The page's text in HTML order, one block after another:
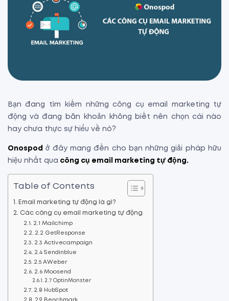
Bạn đang tìm kiếm những công cụ email marketing tự
động và đang băn khoản không biết nên chọn cái nào
hay chưa thực sự hiểu về nó?
Onospod
ở đây mang đến cho bạn những giải pháp hữu
hiệu nhất qua công cụ email marketing tự động .
Table of Contents
Email marketing tự động là gì?
Các công cụ email marketing tự động
2.1 Mailchimp
2.2 GetResponse
2.3 Activecampaign
2.4 Sendinblue
2.5 AWeber
2.6 Moosend
2.7 OptinMonster
2.8 HubSpot